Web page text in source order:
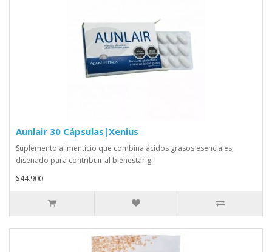
Aunlair 30 Cápsulas|Xenius
Suplemento alimenticio que combina ácidos grasos esenciales,
diseñado para contribuir al bienestar g..
$44.900